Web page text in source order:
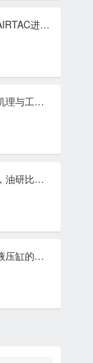
工业自动化应用中，AIRTAC进口电磁阀的重要作用解析
诺冠双作用气缸工作机理与工业应用价值解析
液压系统效率优化中，油研比例阀有哪些功能特点
设备维护中，力士乐液压缸的密封、活塞杆与液压油清洁度检查要点